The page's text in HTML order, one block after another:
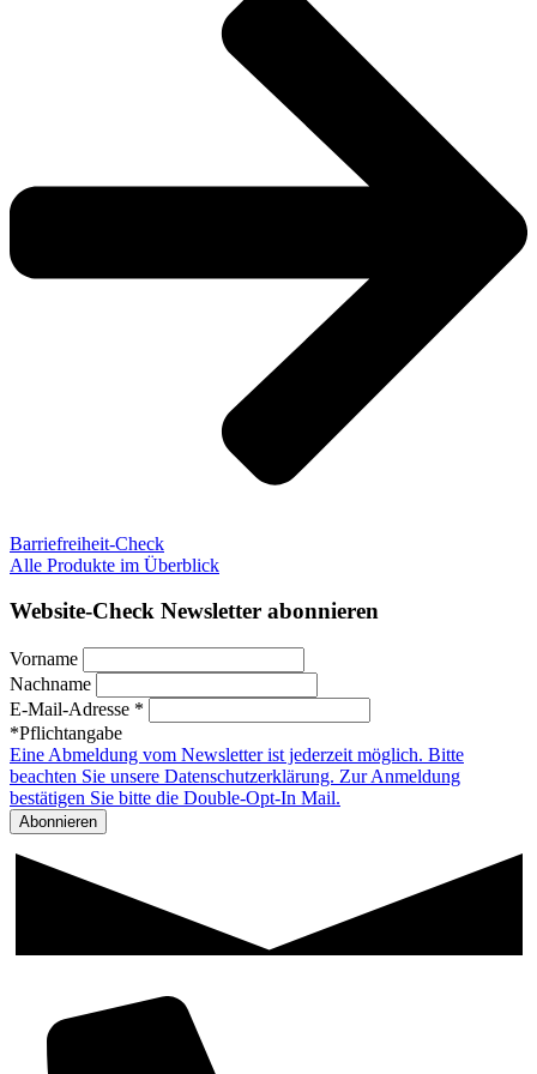
Barriefreiheit-Check
Alle Produkte im Überblick
Website-Check Newsletter abonnieren
Vorname
Nachname
E-Mail-Adresse *
*Pflichtangabe
Eine Abmeldung vom Newsletter ist jederzeit möglich. Bitte
beachten Sie unsere Datenschutzerklärung. Zur Anmeldung
bestätigen Sie bitte die Double-Opt-In Mail.